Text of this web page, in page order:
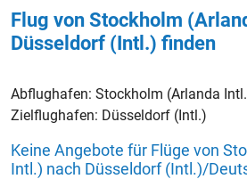
Flug von Stockholm
Düsseldorf (Intl.) finden
Abflughafen: Stockholm (Arlanda
Zielflughafen: Düsseldorf (Intl.)
Keine Angebote für Flüge von
Intl.) nach Düsseldorf (Intl.)/